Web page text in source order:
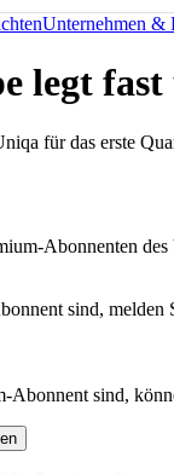
Unternehmen &
legt
für das erste
Abonnenten
sind, melden
Abonnent sind,